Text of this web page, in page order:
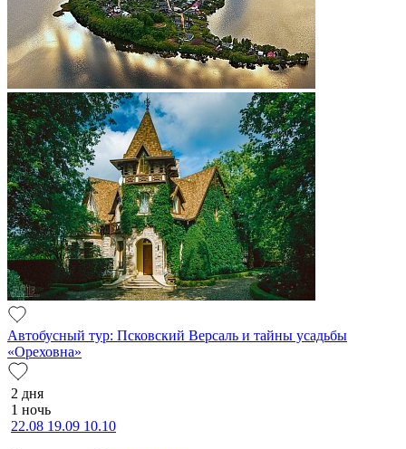
Автобусный тур: Псковский Версаль и тайны усадьбы
«Ореховна»
2 дня
1 ночь
22.08 19.09 10.10